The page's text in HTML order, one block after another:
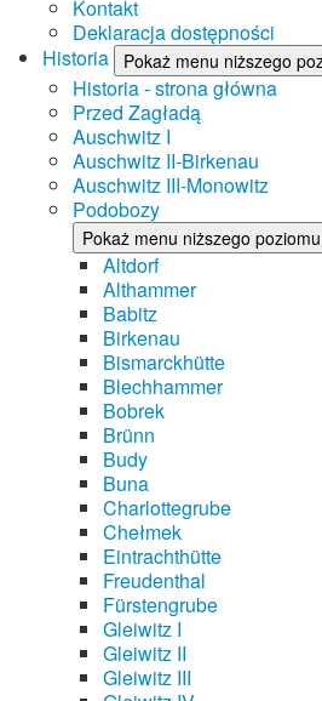
Kontakt
Deklaracja dostępności
Historia
Pokaż menu niższego
Historia - strona główna
Przed Zagładą
Auschwitz I
Auschwitz II-Birkenau
Auschwitz III-Monowitz
Podobozy
Pokaż menu niższego
Altdorf
Althammer
Babitz
Birkenau
Bismarckhütte
Blechhammer
Bobrek
Brünn
Budy
Buna
Charlottegrube
Chełmek
Eintrachthütte
Freudenthal
Fürstengrube
Gleiwitz I
Gleiwitz II
Gleiwitz III